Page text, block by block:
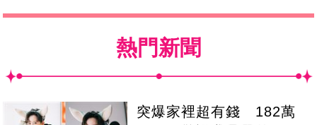
熱門新聞
突爆家裡超有錢 182萬